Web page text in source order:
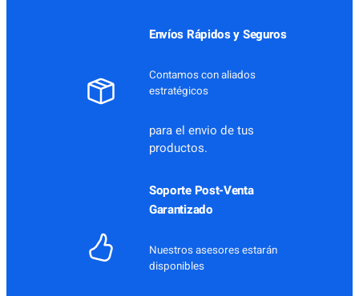
Envíos Rápidos y Seguros
Contamos con aliados
estratégicos
para el envio de tus
productos.
Soporte Post-Venta
Garantizado
Nuestros asesores estarán
disponibles